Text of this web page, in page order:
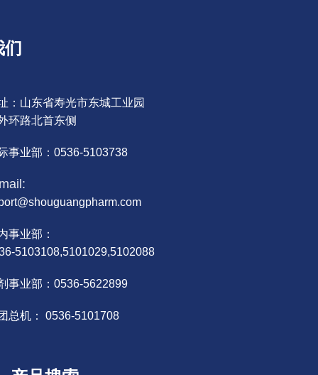
：山东省寿光市东城工业园
环路北首东侧
事业部：0536-5103738
事业部：
5103108,5101029,5102088
事业部：0536-5622899
总机： 0536-5101708